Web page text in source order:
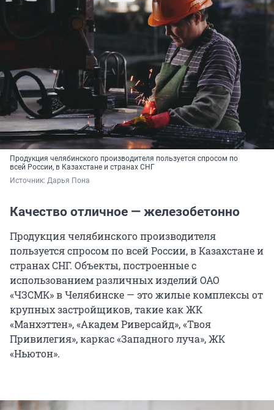
Продукция челябинского производителя пользуется спросом по
всей России, в Казахстане и странах СНГ
Источник: Дарья Пона
Качество отличное — железобетонно
Продукция челябинского производителя
пользуется спросом по всей России, в Казахстане и
странах СНГ. Объекты, построенные с
использованием различных изделий ОАО
«ЧЗСМК» в Челябинске — это жилые комплексы от
крупных застройщиков, такие как ЖК
«Манхэттен», «Академ Риверсайд», «Твоя
Привилегия», каркас «Западного луча», ЖК
«Ньютон».